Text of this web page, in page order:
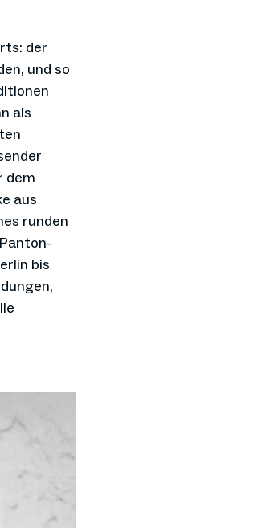
der
und so
als
dem
aus
runden
bis